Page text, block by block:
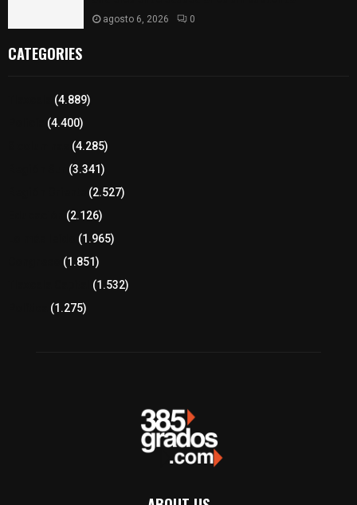
agosto 6, 2026 0
CATEGORIES
(4.889)
(4.400)
(4.285)
(3.341)
(2.527)
(2.126)
(1.965)
(1.851)
(1.532)
(1.275)